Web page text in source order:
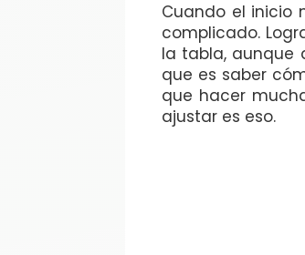
Cuando el inicio
complicado.
la tabla, aunque
que es saber
que hacer
ajustar es eso.